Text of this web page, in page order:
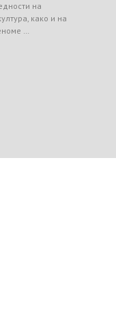
на
како и на
…